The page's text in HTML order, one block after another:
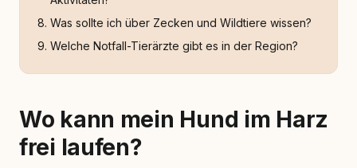
Was sollte ich über Zecken und Wildtiere wissen?
Welche Notfall-Tierärzte gibt es in der Region?
Wo kann mein Hund im Harz
frei laufen?